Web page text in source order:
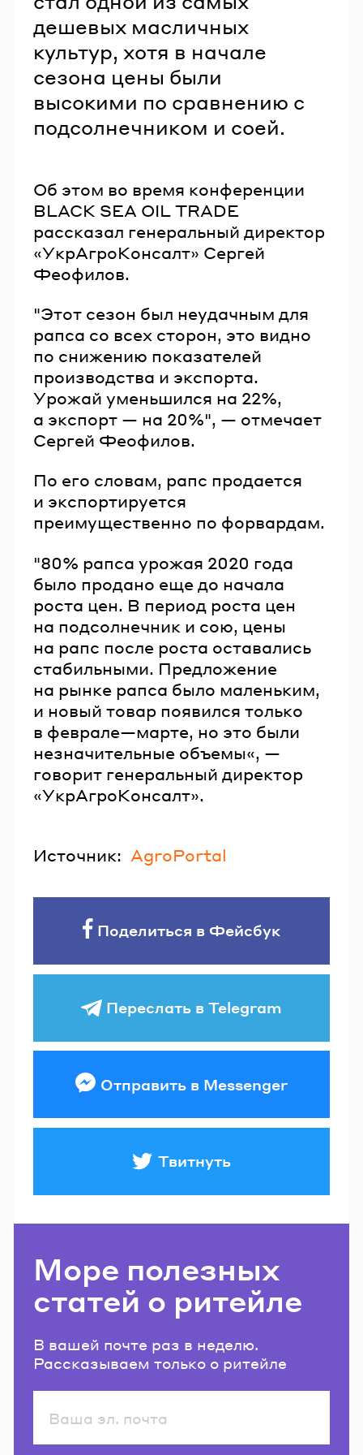
дешевых масличных
культур, хотя в начале
сезона цены были
высокими по сравнению с
подсолнечником и соей.
Об этом во время конференции
BLACK SEA OIL TRADE
рассказал генеральный директор
«УкрАгроКонсалт» Сергей
Феофилов.
"Этот сезон был неудачным для
рапса со всех сторон, это видно
по снижению показателей
производства и экспорта.
Урожай уменьшился на 22%,
а экспорт — на 20%", — отмечает
Сергей Феофилов.
По его словам, рапс продается
и экспортируется
преимущественно по форвардам.
"80% рапса урожая 2020 года
было продано еще до начала
роста цен. В период роста цен
на подсолнечник и сою, цены
на рапс после роста оставались
стабильными. Предложение
на рынке рапса было маленьким,
и новый товар появился только
в феврале—марте, но это были
незначительные объемы«, —
говорит генеральный директор
«УкрАгроКонсалт».
Источник: AgroPortal
Поделиться в Фейсбук
Переслать в Telegram
Отправить в Messenger
Твитнуть
Море полезных
статей о ритейле
В вашей почте раз в неделю.
Рассказываем только о ритейле